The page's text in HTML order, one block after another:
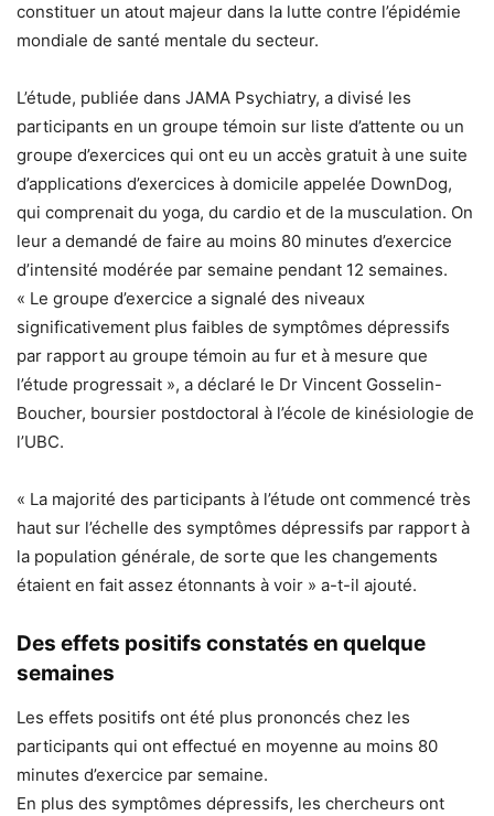
constituer un atout majeur dans la lutte contre l’épidémie
mondiale de santé mentale du secteur.
L’étude, publiée dans JAMA Psychiatry, a divisé les
participants en un groupe témoin sur liste d’attente ou un
groupe d’exercices qui ont eu un accès gratuit à une suite
d’applications d’exercices à domicile appelée DownDog,
qui comprenait du yoga, du cardio et de la musculation. On
leur a demandé de faire au moins 80 minutes d’exercice
d’intensité modérée par semaine pendant 12 semaines.
« Le groupe d’exercice a signalé des niveaux
significativement plus faibles de symptômes dépressifs
par rapport au groupe témoin au fur et à mesure que
l’étude progressait », a déclaré le Dr Vincent Gosselin-
Boucher, boursier postdoctoral à l’école de kinésiologie de
l’UBC.
« La majorité des participants à l’étude ont commencé très
haut sur l’échelle des symptômes dépressifs par rapport à
la population générale, de sorte que les changements
étaient en fait assez étonnants à voir » a-t-il ajouté.
Des effets positifs constatés en quelque
semaines
Les effets positifs ont été plus prononcés chez les
participants qui ont effectué en moyenne au moins 80
minutes d’exercice par semaine.
En plus des symptômes dépressifs, les chercheurs ont